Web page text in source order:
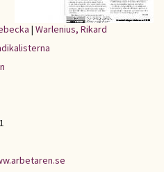
| Warlenius, Rikard